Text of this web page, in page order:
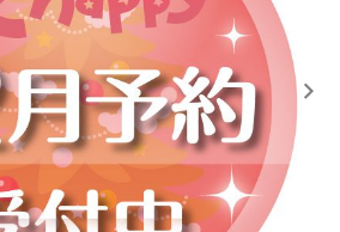
ン本体
ル